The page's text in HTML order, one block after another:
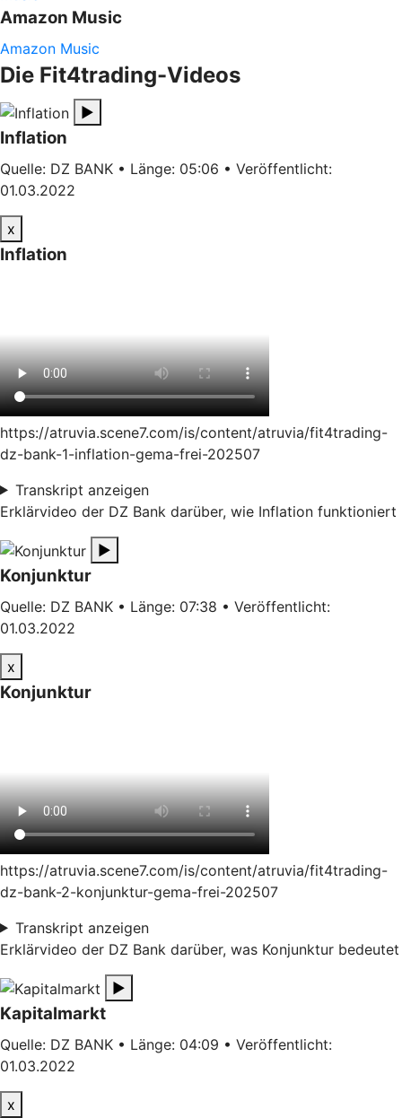
Amazon Music
Amazon Music
Die Fit4trading-Videos
▶
Inflation
Quelle: DZ BANK • Länge: 05:06 • Veröffentlicht:
01.03.2022
x
Inflation
https://atruvia.scene7.com/is/content/atruvia/fit4trading-
dz-bank-1-inflation-gema-frei-202507
Transkript anzeigen
Erklärvideo der DZ Bank darüber, wie Inflation funktioniert
▶
Konjunktur
Quelle: DZ BANK • Länge: 07:38 • Veröffentlicht:
01.03.2022
x
Konjunktur
https://atruvia.scene7.com/is/content/atruvia/fit4trading-
dz-bank-2-konjunktur-gema-frei-202507
Transkript anzeigen
Erklärvideo der DZ Bank darüber, was Konjunktur bedeutet
▶
Kapitalmarkt
Quelle: DZ BANK • Länge: 04:09 • Veröffentlicht:
01.03.2022
x